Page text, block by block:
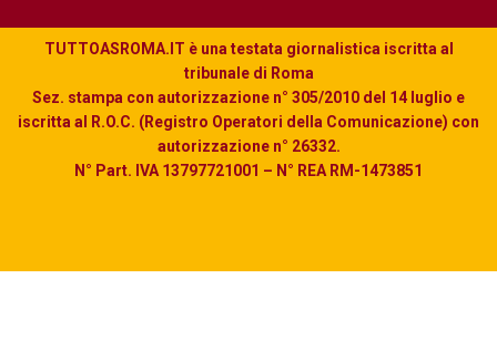
TUTTOASROMA.IT è una testata giornalistica iscritta al
tribunale di Roma
Sez. stampa con autorizzazione n° 305/2010 del 14 luglio e
iscritta al R.O.C. (Registro Operatori della Comunicazione) con
autorizzazione n° 26332.
N° Part. IVA 13797721001 – N° REA RM-1473851